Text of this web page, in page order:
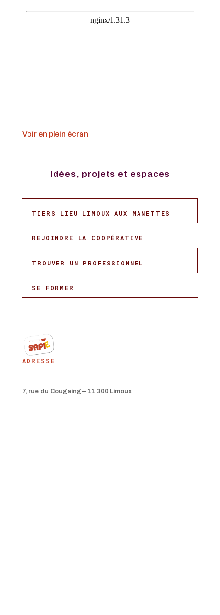
Voir en plein écran
Idées, projets et espaces
TIERS LIEU LIMOUX AUX MANETTES
REJOINDRE LA COOPÉRATIVE
TROUVER UN PROFESSIONNEL
SE FORMER
ADRESSE
7, rue du Cougaing – 11 300 Limoux